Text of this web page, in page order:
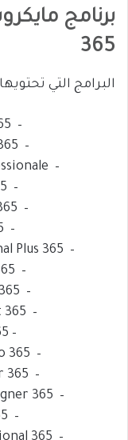
365
البرامج التي
– Microsoft Access 365
– Microsoft OneNote 365
– Microsoft Visio 365 Professionale
– Microsoft Excel 365
– Microsoft InfoPath 365
– Microsoft Lins 365
– Microsoft Office Professional Plus 365
– Microsoft Outlook 365
– Microsoft Publisher 365
– Microsoft PowerPoint 365
– Microsoft Office 365
– Microsoft SkyDrive Pro 365
– Microsoft Visio Viewer 365
– Microsoft SharePoint Designer 365
– Microsoft Word 365